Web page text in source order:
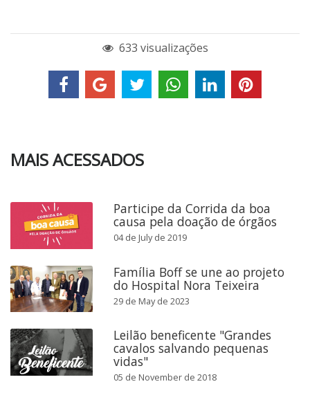
633 visualizações
MAIS ACESSADOS
Participe da Corrida da boa
causa pela doação de órgãos
04 de July de 2019
Família Boff se une ao projeto
do Hospital Nora Teixeira
29 de May de 2023
Leilão beneficente "Grandes
cavalos salvando pequenas
vidas"
05 de November de 2018